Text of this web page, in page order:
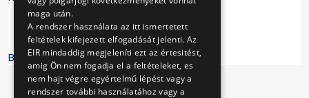
BKV Zrt.
maga után.
A rendszer használata az itt ismertetett
feltételek kifejezett elfogadását jelenti. Az
EIR mindaddig megjeleníti ezt az értesitést,
amig Ön nem fogadja el a feltételeket, es
nem hajt végre egyértelmű lépést vagy a
rendszer további használatához vagy a